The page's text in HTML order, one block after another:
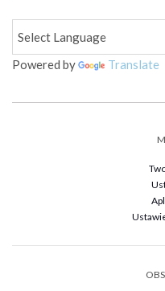
Powered by Translate